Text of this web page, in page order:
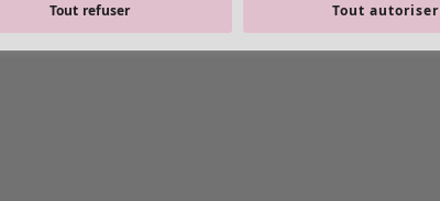
Tout refuser Tout autoriser